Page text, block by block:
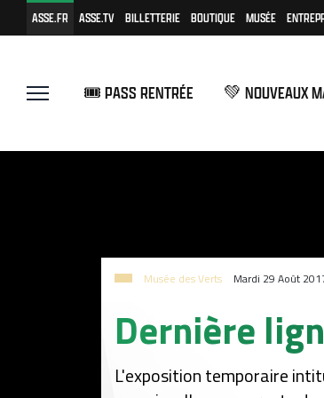
ASSE.FR ASSE.TV BILLETTERIE BOUTIQUE MUSÉE
🎟️ PASS RENTRÉE 💚 NOUVEAUX
Musée des Verts Mardi 29 Août
Dernière
L'exposition temporaire